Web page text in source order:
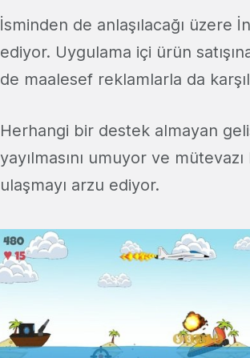
İsminden de anlaşılacağı üzere
ediyor. Uygulama içi ürün
de maalesef reklamlarla da
Herhangi bir destek almayan
yayılmasını umuyor ve
ulaşmayı arzu ediyor.